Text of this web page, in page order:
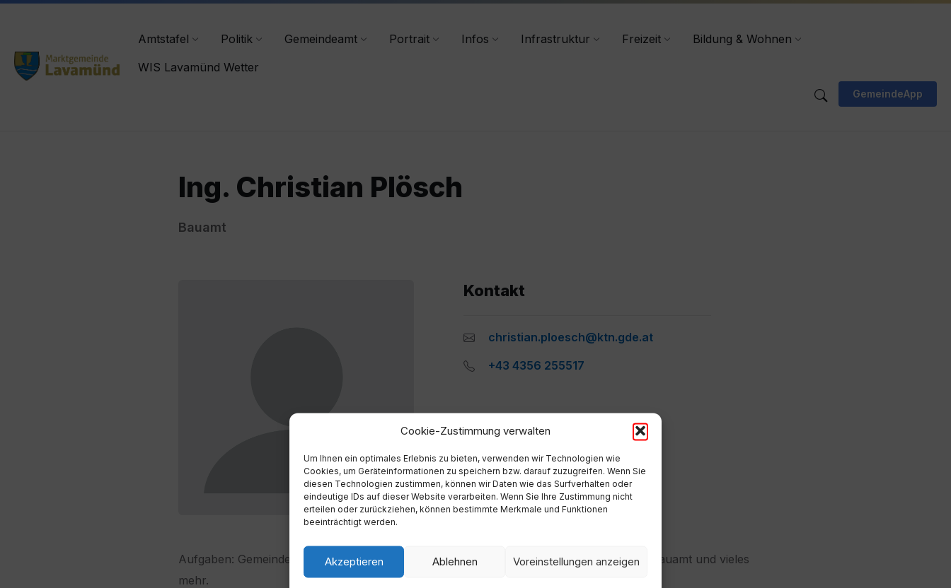
Cookie-Zustimmung verwalten
Um Ihnen ein optimales Erlebnis zu bieten, verwenden wir Technologien wie
Cookies, um Geräteinformationen zu speichern bzw. darauf zuzugreifen. Wenn Sie
diesen Technologien zustimmen, können wir Daten wie das Surfverhalten oder
eindeutige IDs auf dieser Website verarbeiten. Wenn Sie Ihre Zustimmung nicht
erteilen oder zurückziehen, können bestimmte Merkmale und Funktionen
beeinträchtigt werden.
Akzeptieren Ablehnen Voreinstellungen anzeigen
Skip
Skip
Skip
Amtstafel Politik Gemeindeamt Portrait Infos Infrastruktur Freizeit
Bildung & Wohnen
WIS Lavamünd Wetter
GemeindeApp
Ing. Christian Plösch
Bauamt
Kontakt
christian.ploesch@ktn.gde.at
+43 4356 255517
Aufgaben: Gemeindezeitung, Straßenangelegenheiten, Urlaubsverwaltung, Mitarbeit im Bauamt und vieles
mehr.